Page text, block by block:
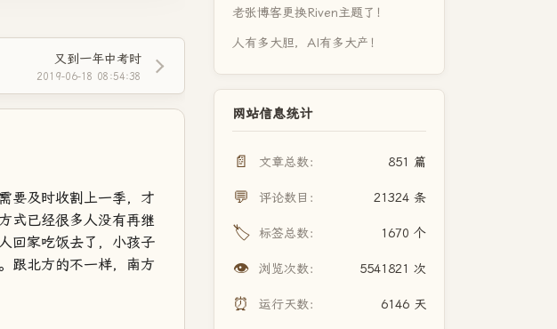
又到一年中考时
2019-06-18 08:54:38
要及时收割上一季，才
式已经很多人没有再继
回家吃饭去了，小孩子
跟北方的不一样，南方
老张博客更换Riven主题了！
人有多大胆，AI有多大产！
网站信息统计
📄 文章总数： 851 篇
💬 评论数目： 21324 条
🏷️ 标签总数： 1670 个
👁️ 浏览次数： 5541821 次
⏰ 运行天数： 6146 天